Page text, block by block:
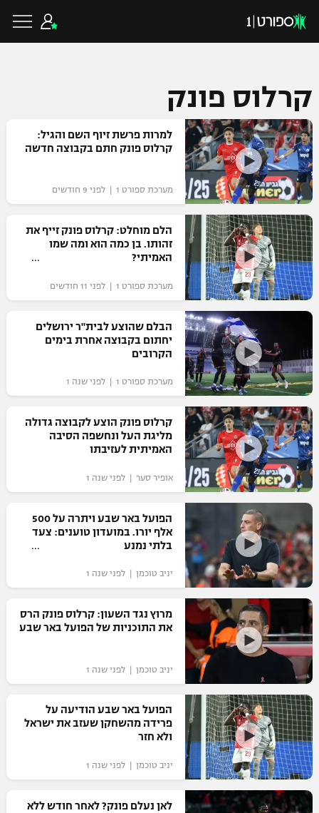
VOD
רץ ברשת
תוצאות
לוח שידורים
ברחבה
"מעל הליגה" – פודקאסט
"מחצית בשכונה" – פודקאסט
משתתפים וזוכים בפרסים
תקנון משתתפים וזוכים בפרסים
תקנון עבור פעילות אלקטרה
טניס
גיימינג E-Sports
כדורגל ישראלי
ליגת העל
ליגה לאומית
גביע הטוטו
ליגיונרים
גביע המדינה
נבחרת ישראל
מכבי חיפה
בית"ר ירושלים
מכבי תל אביב
הפועל תל אביב
הפועל חיפה
הפועל באר שבע
מכבי נתניה
בני יהודה
כדורגל עולמי
ליגת האלופות
ליגה אירופית
ליגה אנגלית
ליגה גרמנית
ליגה ספרדית
ליגה איטלקית
ליגה צרפתית
ליגה הולנדית
ליגה טורקית
ליגה סינית
ליגה ברזילאית
ליגות נוספות
כדורסל ישראלי
ליגת ווינר סל
ליגה לאומית
כדורסל נשים
מכבי תל אביב
הפועל ירושלים
דני אבדיה
כדורסל עולמי
NBA
יורוליג
יורוקאפ
ענפים נוספים
טניס
כדוריד
כדורעף
שחייה
אגרוף
ספורט אולימפי
UFC
היאבקות WWE
אופניים
ספורט מוטורי
כדורמים
פוטבול אמריקאי NFL
בייסבול MLB
קרלוס פונק
למרות פרשת זיוף השם והגיל:
קרלוס פונק חתם בקבוצה חדשה
מערכת ספורט 1 | לפני 9 חודשים
הלם מוחלט: קרלוס פונק זייף את
זהותו. בן כמה הוא ומה שמו
האמיתי?
מערכת ספורט 1 | לפני 11 חודשים
הבלם שהוצע לבית"ר ירושלים
יחתום בקבוצה אחרת בימים
הקרובים
מערכת ספורט 1 | לפני שנה 1
קרלוס פונק הוצע לקבוצה גדולה
מליגת העל ונחשפה הסיבה
האמיתית לעזיבתו
אופיר סער | לפני שנה 1
הפועל באר שבע ויתרה על 500
אלף יורו. במועדון טוענים: צעד
בלתי נמנע
יניב טוכמן | לפני שנה 1
מרוץ נגד השעון: קרלוס פונק הרס
את התוכניות של הפועל באר שבע
יניב טוכמן | לפני שנה 1
הפועל באר שבע הודיעה על
פרידה מהשחקן שעזב את ישראל
ולא חזר
יניב טוכמן | לפני שנה 1
לאן נעלם פונק? לאחר חודש ללא